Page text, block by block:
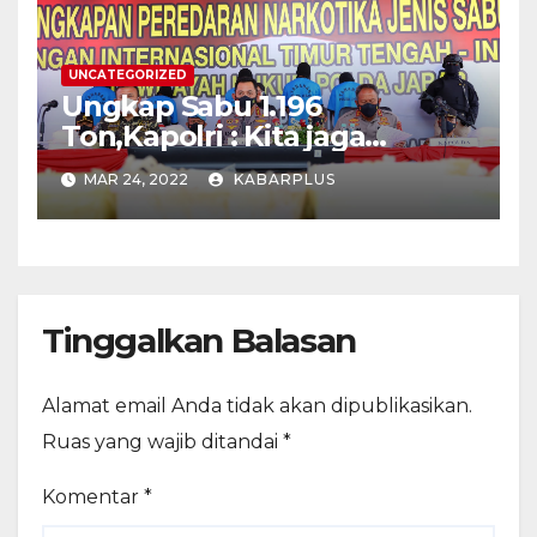
UNCATEGORIZED
Ungkap Sabu 1.196
Ton,Kapolri : Kita jaga
Program Pemerintah
Wujudkan SDM Unggul
MAR 24, 2022 KABARPLUS
Tinggalkan Balasan
Alamat email Anda tidak akan dipublikasikan.
Ruas yang wajib ditandai *
Komentar *